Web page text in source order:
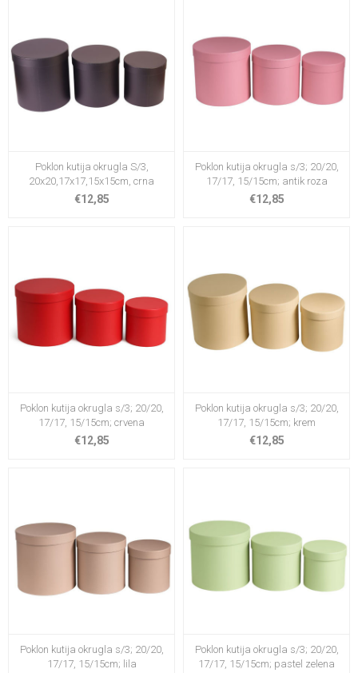
Poklon kutija okrugla S/3,
20x20,17x17,15x15cm, crna
€12,85
Poklon kutija okrugla s/3; 20/20,
17/17, 15/15cm; antik roza
€12,85
Poklon kutija okrugla s/3; 20/20,
17/17, 15/15cm; crvena
€12,85
Poklon kutija okrugla s/3; 20/20,
17/17, 15/15cm; krem
€12,85
Poklon kutija okrugla s/3; 20/20,
17/17, 15/15cm; lila
Poklon kutija okrugla s/3; 20/20,
17/17, 15/15cm; pastel zelena